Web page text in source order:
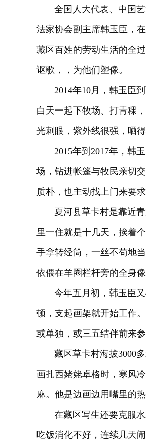
全国人大代表、中国艺
法家协会副主席韩玉臣，
藏区百姓的劳动生活的全
讴歌，，为他们塑像。
2014年10月，韩玉臣到
白天一起下牧场、打青稞
光刺眼，紫外线很强，晒
2015年到2017年，韩玉
场，钻进帐篷与牧民亲切
质朴，也主动找上门来要求
夏河县草卡村是靠近青
里一住就是十几天，挨着
手拿转经筒，一丝不苟地
依偎在羊圈栏杆旁的全身像
今年五月初，韩玉臣又
顿，支起画架就开始工作
或单独，或三五结伴前来
藏区草卡村海拔3000多
画扎西姥姥卓格时，寒风
麻。他是边画边用嘴里的
在藏区写生还要克服水
吃饭消化不好，连续几天